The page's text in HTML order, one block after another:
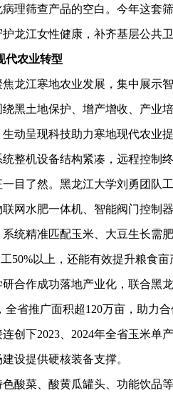
理筛查产品的空白。今年这套
龙江女性健康，补齐基层公共卫
代农业转型
龙江寒地农业发展，集中展示
黑土地保护、增产增收、产业
动呈现科技助力寒地现代农业
整机设备结构紧凑，远程控制
目了然。黑龙江大学刘勇团队
网水肥一体机、智能阀门控制
统精准匹配玉米、大豆生长需
50%以上，还能有效提升粮食亩
合作成功落地产业化，联合黑
全省推广面积超120万亩，助力
创下2023、2024年全省玉米单
设提供硬核装备支撑。
色酸菜、酸黄瓜罐头、功能饮品